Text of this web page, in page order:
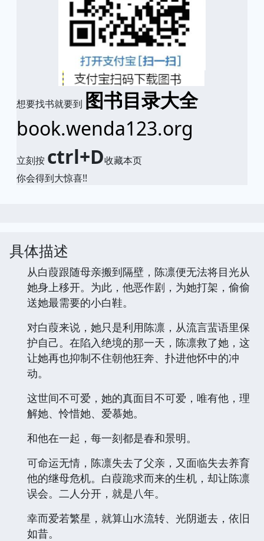
想要找书就要到 图书目录大全
book.wenda123.org
立刻按 ctrl+D收藏本页
你会得到大惊喜!!
具体描述
从白葭跟随母亲搬到隔壁，陈凛便无法将目光从
她身上移开。为此，他恶作剧，为她打架，偷偷
送她最需要的小白鞋。
对白葭来说，她只是利用陈凛，从流言蜚语里保
护自己。在陷入绝境的那一天，陈凛救了她，这
让她再也抑制不住朝他狂奔、扑进他怀中的冲
动。
这世间不可爱，她的真面目不可爱，唯有他，理
解她、怜惜她、爱慕她。
和他在一起，每一刻都是春和景明。
可命运无情，陈凛失去了父亲，又面临失去养育
他的继母危机。白葭跪求而来的生机，却让陈凛
误会。二人分开，就是八年。
幸而爱若繁星，就算山水流转、光阴逝去，依旧
如昔。